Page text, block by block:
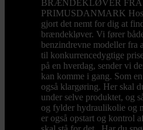
BRÆNDEKLØVER FRA
PRIMUSDANMARK Hos
gjort det nemt for dig at
brændekløver. Vi fører
benzindrevne modeller fra
til konkurrencedygtige
på en hverdag, sender vi
kan komme i gang. Som
også klargøring. Her skal
under selve produktet, og
og fylder hydraulikolie og
er også opstart og kontrol